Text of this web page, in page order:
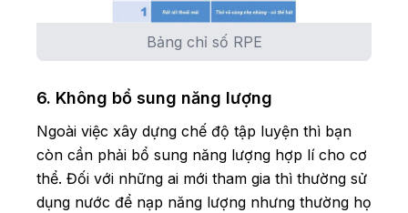
Bảng chỉ số RPE
6. Không bổ sung năng lượng
Ngoài việc xây dựng chế độ tập luyện thì bạn
còn cần phải bổ sung năng lượng hợp lí cho cơ
thể. Đối với những ai mới tham gia thì thường sử
dụng nước để nạp năng lượng nhưng thường họ